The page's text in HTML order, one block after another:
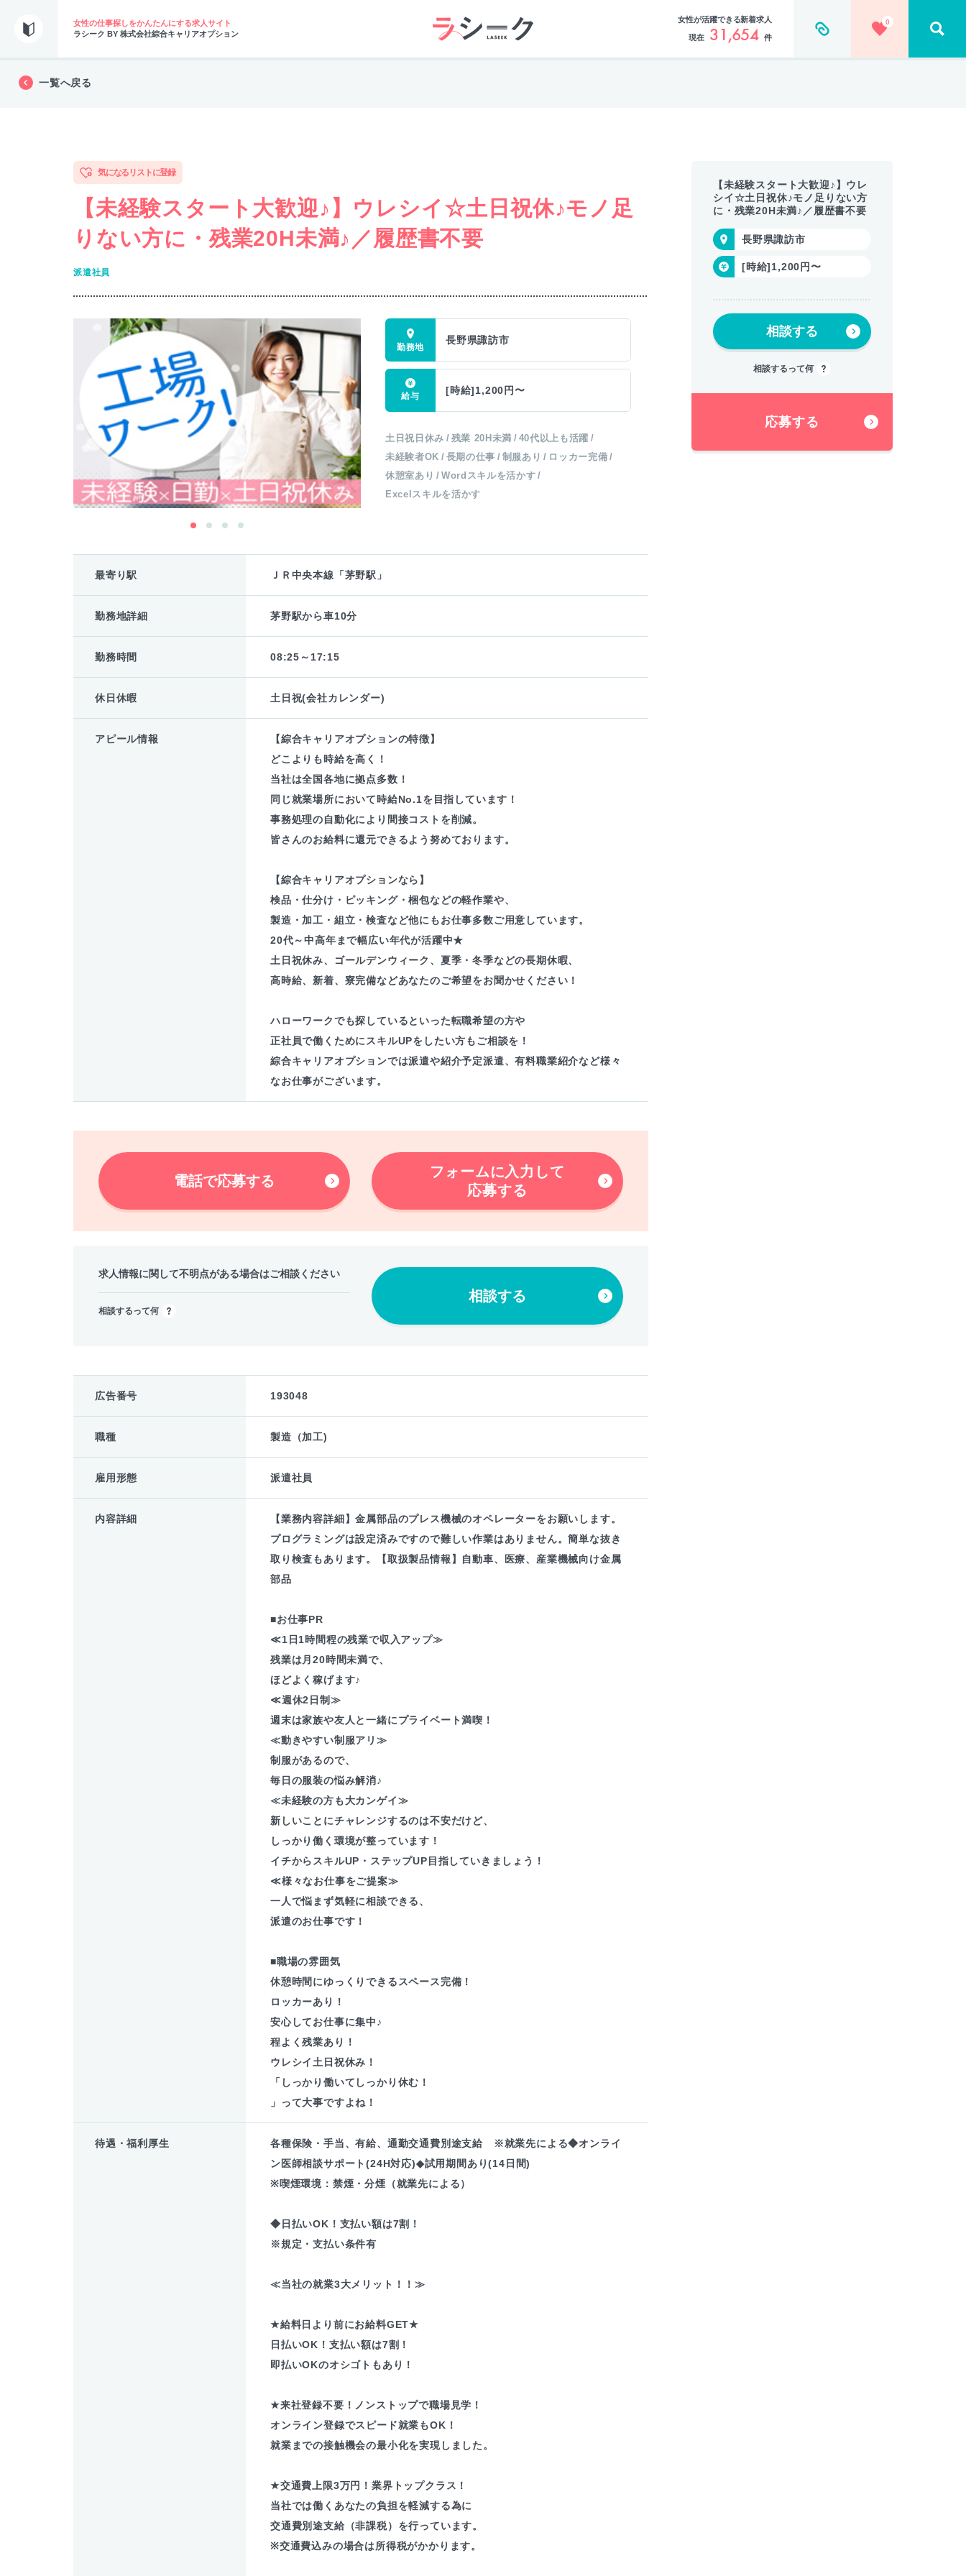
女性の仕事探しをかんたんにする求人サイト
ラシーク BY 株式会社綜合キャリアオプション
女性が活躍できる新着求人
現在 31,654 件
0
一覧へ戻る
気になるリストに登録
【未経験スタート大歓迎♪】ウレシイ☆土日祝休♪モノ足
りない方に・残業20H未満♪／履歴書不要
派遣社員
長野県諏訪市
[時給]1,200円〜
土日祝日休み 残業 20H未満
40代以上も活躍
未経験者OK
長期の仕事 制服あり
ロッカー完備
休憩室あり
Wordスキルを活かす
Excelスキルを活かす
最寄り駅 ＪＲ中央本線「茅野駅」
勤務地詳細 茅野駅から車10分
勤務時間 08:25～17:15
休日休暇 土日祝(会社カレンダー)
アピール情報
【綜合キャリアオプションの特徴】
どこよりも時給を高く！
当社は全国各地に拠点多数！
同じ就業場所において時給No.1を目指しています！
事務処理の自動化により間接コストを削減。
皆さんのお給料に還元できるよう努めております。
【綜合キャリアオプションなら】
検品・仕分け・ピッキング・梱包などの軽作業や、
製造・加工・組立・検査など他にもお仕事多数ご用意しています。
20代～中高年まで幅広い年代が活躍中★
土日祝休み、ゴールデンウィーク、夏季・冬季などの長期休暇、
高時給、新着、寮完備などあなたのご希望をお聞かせください！
ハローワークでも探しているといった転職希望の方や
正社員で働くためにスキルUPをしたい方もご相談を！
綜合キャリアオプションでは派遣や紹介予定派遣、有料職業紹介など様々
なお仕事がございます。
電話で応募する
フォームに入力して
応募する
求人情報に関して不明点がある場合はご相談ください
相談する
相談するって何
広告番号 193048
職種 製造（加工)
雇用形態 派遣社員
内容詳細
【業務内容詳細】金属部品のプレス機械のオペレーターをお願いします。
プログラミングは設定済みですので難しい作業はありません。簡単な抜き
取り検査もあります。【取扱製品情報】自動車、医療、産業機械向け金属
部品
■お仕事PR
≪1日1時間程の残業で収入アップ≫
残業は月20時間未満で、
ほどよく稼げます♪
≪週休2日制≫
週末は家族や友人と一緒にプライベート満喫！
≪動きやすい制服アリ≫
制服があるので、
毎日の服装の悩み解消♪
≪未経験の方も大カンゲイ≫
新しいことにチャレンジするのは不安だけど、
しっかり働く環境が整っています！
イチからスキルUP・ステップUP目指していきましょう！
≪様々なお仕事をご提案≫
一人で悩まず気軽に相談できる、
派遣のお仕事です！
■職場の雰囲気
休憩時間にゆっくりできるスペース完備！
ロッカーあり！
安心してお仕事に集中♪
程よく残業あり！
ウレシイ土日祝休み！
「しっかり働いてしっかり休む！
」って大事ですよね！
待遇・福利厚生
各種保険・手当、有給、通勤交通費別途支給 ※就業先による◆オンライ
ン医師相談サポート(24H対応)◆試用期間あり(14日間)
※喫煙環境：禁煙・分煙（就業先による）
◆日払いOK！支払い額は7割！
※規定・支払い条件有
≪当社の就業3大メリット！！≫
★給料日より前にお給料GET★
日払いOK！支払い額は7割！
即払いOKのオシゴトもあり！
★来社登録不要！ノンストップで職場見学！
オンライン登録でスピード就業もOK！
就業までの接触機会の最小化を実現しました。
★交通費上限3万円！業界トップクラス！
当社では働くあなたの負担を軽減する為に
交通費別途支給（非課税）を行っています。
※交通費込みの場合は所得税がかかります。
【未経験スタート大歓迎♪】ウレ
シイ☆土日祝休♪モノ足りない方
に・残業20H未満♪／履歴書不要
長野県諏訪市
[時給]1,200円〜
相談する
相談するって何
応募する